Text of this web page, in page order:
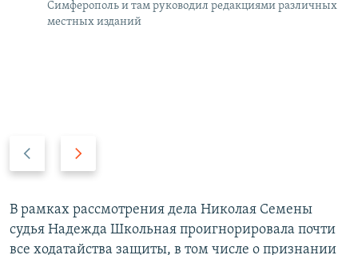
Симферополь и там руководил редакциями различных
местных изданий
д
ы
д
д
у
ю
​В рамках рассмотрения дела Николая Семены
судья Надежда Школьная проигнорировала почти
все ходатайства защиты, в том числе о признании